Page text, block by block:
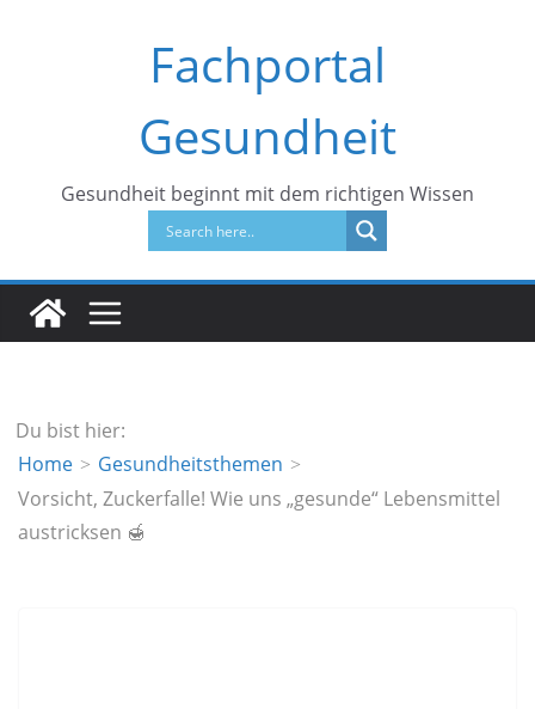
Fachportal
Gesundheit
Gesundheit beginnt mit dem richtigen Wissen
Du bist hier:
Home
Gesundheitsthemen
Vorsicht, Zuckerfalle! Wie uns „gesunde“ Lebensmittel
austricksen 🍯